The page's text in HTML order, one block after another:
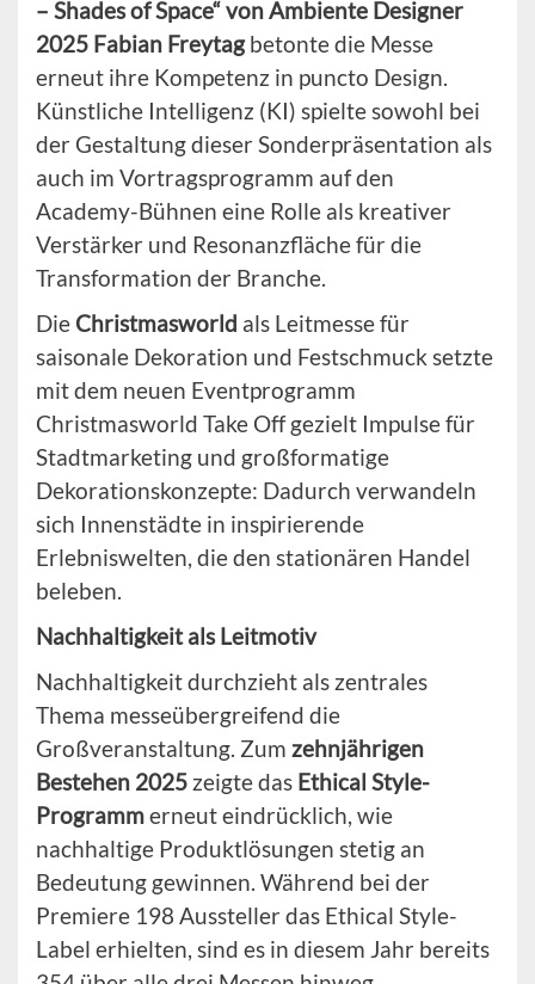
– Shades of Space“ von Ambiente Designer
2025 Fabian Freytagbetonte die Messe
erneut ihre Kompetenz in puncto Design.
Künstliche Intelligenz (KI) spielte sowohl bei
der Gestaltung dieser Sonderpräsentation als
auch im Vortragsprogramm auf den
Academy-Bühnen eine Rolle als kreativer
Verstärker und Resonanzfläche für die
Transformation der Branche.
Die Christmasworld als Leitmesse für
saisonale Dekoration und Festschmuck setzte
mit dem neuen Eventprogramm
Christmasworld Take Off gezielt Impulse für
Stadtmarketing und großformatige
Dekorationskonzepte: Dadurch verwandeln
sich Innenstädte in inspirierende
Erlebniswelten, die den stationären Handel
beleben.
Nachhaltigkeit als Leitmotiv
Nachhaltigkeit durchzieht als zentrales
Thema messeübergreifend die
Großveranstaltung. Zum zehnjährigen
Bestehen 2025 zeigte das Ethical Style-
Programmerneut eindrücklich, wie
nachhaltige Produktlösungen stetig an
Bedeutung gewinnen. Während bei der
Premiere 198 Aussteller das Ethical Style-
Label erhielten, sind es in diesem Jahr bereits